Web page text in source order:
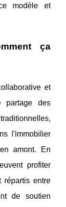
modèle et
ça
et
partage des
l'immobilier
amont. En
profiter
répartis entre
de soutien